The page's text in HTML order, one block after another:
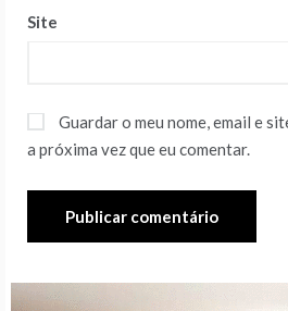
Site
Guardar o meu nome, email e
a próxima vez que eu comentar.